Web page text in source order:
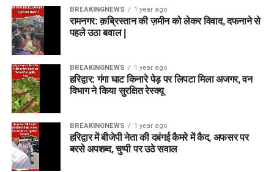
BREAKINGNEWS 1 year ago
रामनगर: क़ब्रिस्तान की ज़मीन को लेकर विवाद, दफनाने से
पहले उठा बवाल |
BREAKINGNEWS 1 year ago
हरिद्वार: गंगा घाट किनारे पेड़ पर लिपटा मिला अजगर, वन
विभाग ने किया सुरक्षित रेस्क्यू
BREAKINGNEWS 1 year ago
हरिद्वार में बीजेपी नेता की दबंगई कैमरे में कैद, अफसर पर
बरसे अपशब्द, चुप्पी पर उठे सवाल